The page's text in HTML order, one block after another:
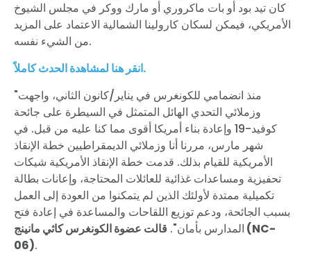
كان تيد بود أو بات ماكروري أو مارك ووكر في مجلس الشيوخ
الأمريكي، فيمكن لسكان كارولينا الشمالية الاعتماد على المزيد
من الشيء نفسه.
انقر هنا لمشاهدة الحدث كاملاً.
"منذ انضمامي للكونغرس في يناير/كانون الثاني، واجهت
وزملائي التحدي الهائل المتمثل في السيطرة على جائحة
كوفيد-19 وإعادة بناء أمريكا أقوى مما كنا عليه من قبل. في
شهر مارس، مررنا أنا وزملائي الديمقراطيين خطة الإنقاذ
الأمريكية للقيام بذلك. قدمت خطة الإنقاذ الأمريكية شيكات
تحفيزية ومساعدات غذائية للعائلات المحتاجة، وإعانات بطالة
تكميلية ممتدة لأولئك الذين لم يتمكنوا من العودة إلى العمل
بسبب الجائحة، ودعم توزيع اللقاحات والمساعدة في إعادة فتح
المدارس بأمان". قالت عضوة الكونغرس كاثي مانينج (NC-
06).